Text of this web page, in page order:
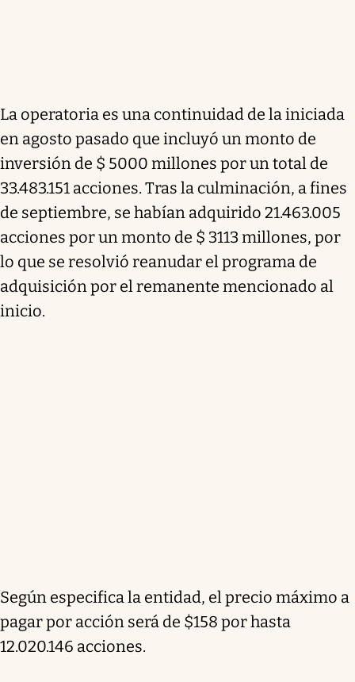
La operatoria es una continuidad de la iniciada
en agosto pasado que incluyó un monto de
inversión de $ 5000 millones por un total de
33.483.151 acciones. Tras la culminación, a fines
de septiembre, se habían adquirido 21.463.005
acciones por un monto de $ 3113 millones, por
lo que se resolvió reanudar el programa de
adquisición por el remanente mencionado al
inicio.
Según especifica la entidad, el precio máximo a
pagar por acción será de $158 por hasta
12.020.146 acciones.